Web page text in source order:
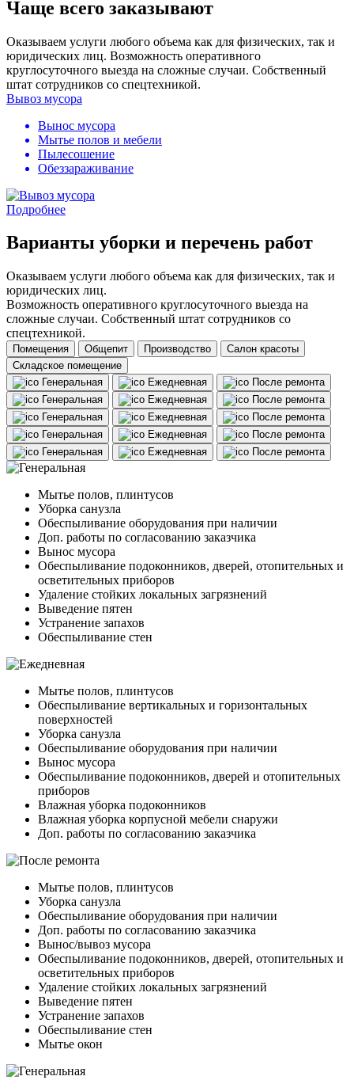
Чаще всего заказывают
Оказываем услуги любого объема как для физических, так и
юридических лиц. Возможность оперативного
круглосуточного выезда на сложные случаи. Собственный
штат сотрудников со спецтехникой.
Вывоз мусора
Вынос мусора
Мытье полов и мебели
Пылесошение
Обеззараживание
Подробнее
Варианты уборки и перечень работ
Оказываем услуги любого объема как для физических, так и
юридических лиц.
Возможность оперативного круглосуточного выезда на
сложные случаи. Собственный штат сотрудников со
спецтехникой.
Помещения Общепит Производство
Салон красоты
Складское помещение
Генеральная
Ежедневная
После ремонта
Генеральная
Ежедневная
После ремонта
Генеральная
Ежедневная
После ремонта
Генеральная
Ежедневная
После ремонта
Генеральная
Ежедневная После ремонта
Мытье полов, плинтусов
Уборка санузла
Обеспыливание оборудования при наличии
Доп. работы по согласованию заказчика
Вынос мусора
Обеспыливание подоконников, дверей, отопительных и
осветительных приборов
Удаление стойких локальных загрязнений
Выведение пятен
Устранение запахов
Обеспыливание стен
Мытье полов, плинтусов
Обеспыливание вертикальных и горизонтальных
поверхностей
Уборка санузла
Обеспыливание оборудования при наличии
Вынос мусора
Обеспыливание подоконников, дверей и отопительных
приборов
Влажная уборка подоконников
Влажная уборка корпусной мебели снаружи
Доп. работы по согласованию заказчика
Мытье полов, плинтусов
Уборка санузла
Обеспыливание оборудования при наличии
Доп. работы по согласованию заказчика
Вынос/вывоз мусора
Обеспыливание подоконников, дверей, отопительных и
осветительных приборов
Удаление стойких локальных загрязнений
Выведение пятен
Устранение запахов
Обеспыливание стен
Мытье окон